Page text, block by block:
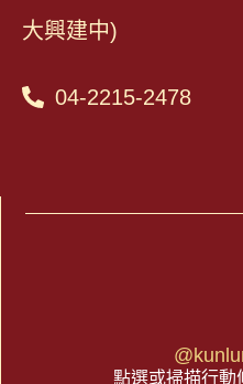
大興建中)
04-2215-2478
點選或掃描行動